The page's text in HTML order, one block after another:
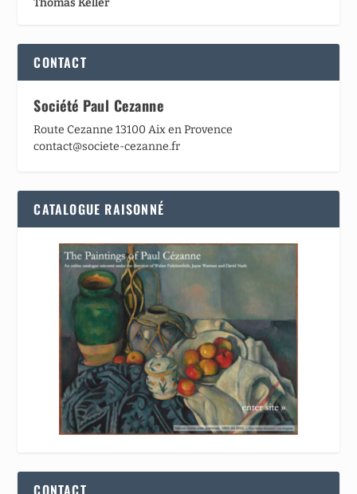
Thomas Keller
CONTACT
Société Paul Cezanne
Route Cezanne 13100 Aix en Provence
contact@societe-cezanne.fr
CATALOGUE RAISONNÉ
CONTACT